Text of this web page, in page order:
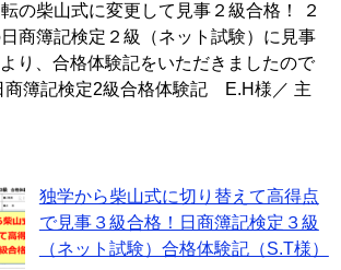
の柴山式に変更して見事２級合格！ ２
商簿記検定２級（ネット試験）に見事
り、合格体験記をいただきましたので
商簿記検定2級合格体験記 E.H様／ 主
独学から柴山式に切り替えて高得点
で見事３級合格！日商簿記検定３級
（ネット試験）合格体験記（S.T様）